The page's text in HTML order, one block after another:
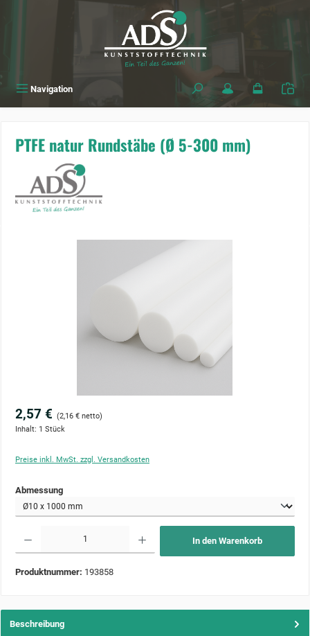
Navigation
PTFE natur Rundstäbe (Ø 5-300 mm)
2,57 € (2,16 € netto)
Inhalt: 1 Stück
Preise inkl. MwSt. zzgl. Versandkosten
Abmessungauswählen
In den Warenkorb
Produktnummer: 193858
Beschreibung